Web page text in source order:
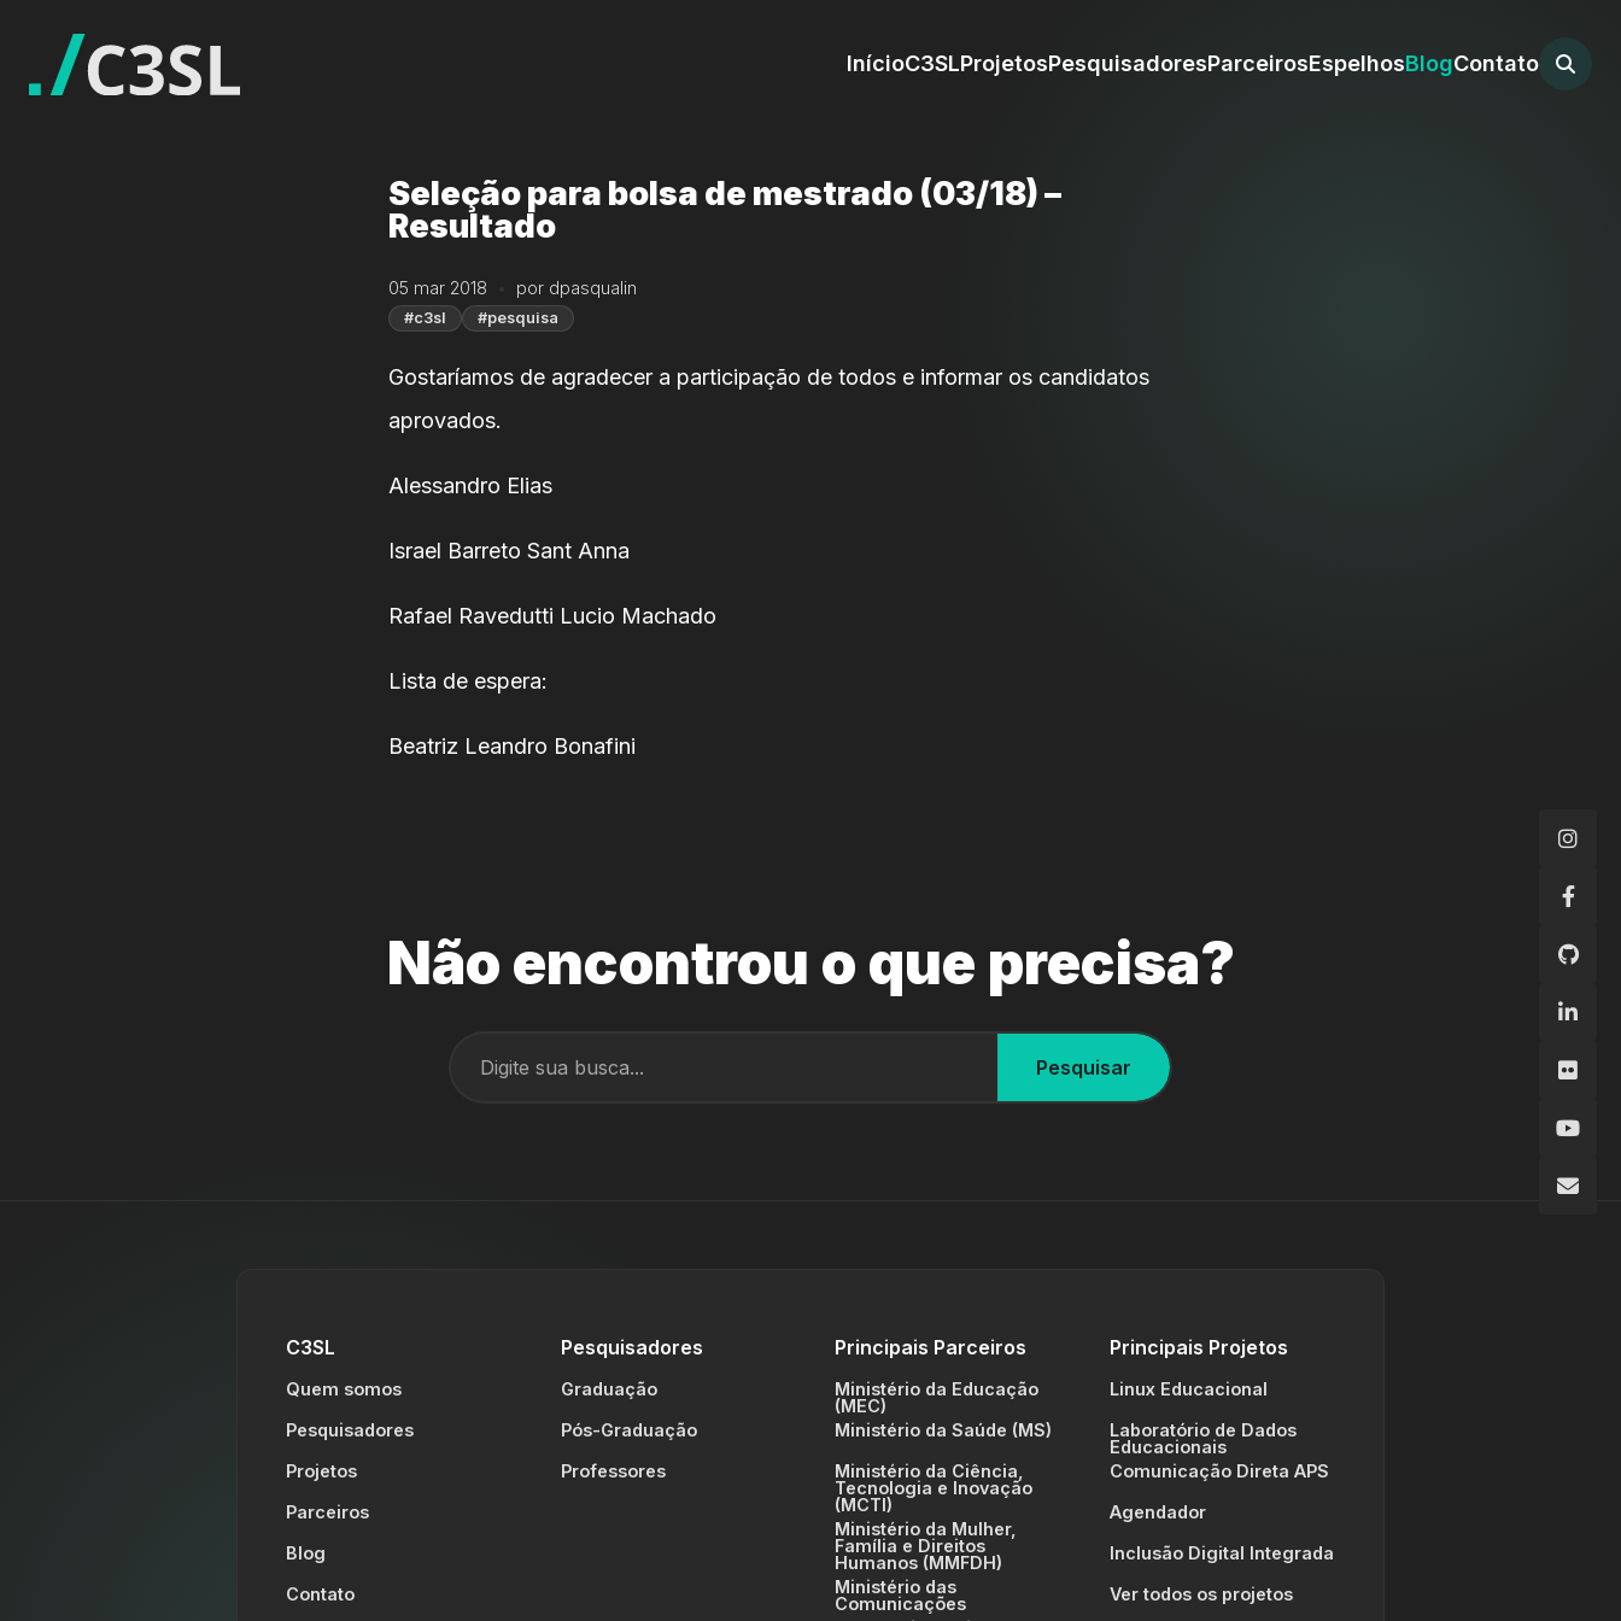
InícioC3SLProjetosPesquisadoresParceirosEspelhosBlogContato
Seleção para bolsa de mestrado (03/18) –
Resultado
05 mar 2018 por dpasqualin
#c3sl #pesquisa
Gostaríamos de agradecer a participação de todos e informar os candidatos
aprovados.
Alessandro Elias
Israel Barreto Sant Anna
Rafael Ravedutti Lucio Machado
Lista de espera:
Beatriz Leandro Bonafini
Não encontrou o que precisa?
Pesquisar
C3SL
Quem somos
Pesquisadores
Projetos
Parceiros
Blog
Contato
Pesquisadores
Graduação
Pós-Graduação
Professores
Principais Parceiros
Ministério da Educação
(MEC)
Ministério da Saúde (MS)
Ministério da Ciência,
Tecnologia e Inovação
(MCTI)
Ministério da Mulher,
Família e Direitos
Humanos (MMFDH)
Ministério das
Comunicações
Principais Projetos
Linux Educacional
Laboratório de Dados
Educacionais
Comunicação Direta APS
Agendador
Inclusão Digital Integrada
Ver todos os projetos